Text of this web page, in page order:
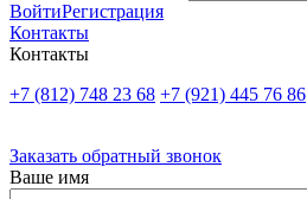
ВойтиРегистрация
Контакты
Контакты
+7 (812) 748 23 68 +7 (921) 445 76 86
Заказать обратный звонок
Ваше имя